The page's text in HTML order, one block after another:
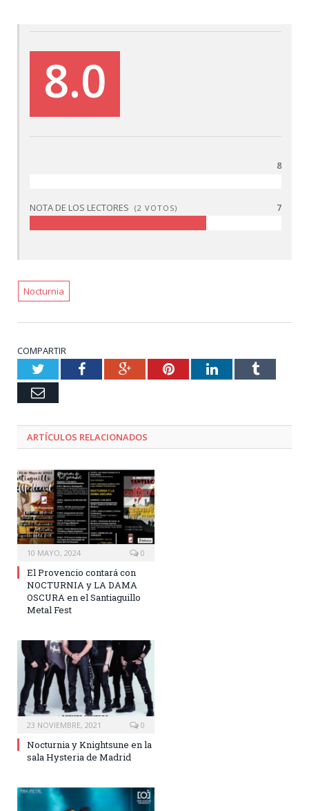
8.0
8
NOTA DE LOS LECTORES (2 VOTOS) 7
Nocturnia
COMPARTIR
TwitterFacebookGoogle+PinterestLinkedInTumblr
Email
ARTÍCULOS RELACIONADOS
10 MAYO, 2024 0
El Provencio contará con
NOCTURNIA y LA DAMA
OSCURA en el Santiaguillo
Metal Fest
23 NOVIEMBRE, 2021 0
Nocturnia y Knightsune en la
sala Hysteria de Madrid